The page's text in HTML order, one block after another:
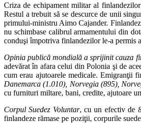
Criza de echipament militar al
Restul a trebuit să se descurce de unii
primului-ministru Aimo Cajander.
nu schimbase calibrul armamentului din
conduşi împotriva finlandezilor le-a permis
Opinia publică mondială a sprijinit cauza
adevărat în afara celui din Polonia şi de
cum erau ajutoarele medicale. Emigranţii
Danemarca (1.010), Norvegia (895),
cu furnituri miltare, bani, credite, ajutoare
Corpul Suedez Voluntar, cu un efectiv de
finlandeze rămase pe poziţii, corpurile